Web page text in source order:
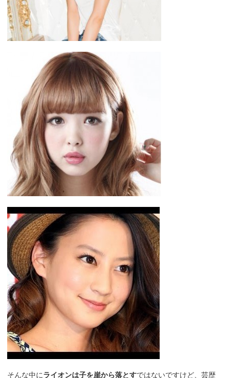
そんな中にライオンは子を崖から落とすではないですけど、芸歴